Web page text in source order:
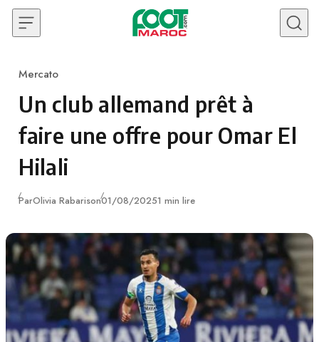
Skip to content
Category
Mercato
Un club allemand prêt à
faire une offre pour Omar El
Hilali
ParOlivia RabarisonPublié
01/08/20251 min lire